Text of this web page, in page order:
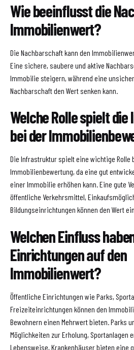
Wie beeinflusst die
Immobilienwert?
Die Nachbarschaft kann den
Eine sichere, saubere und aktive
Immobilie steigern, während eine
Nachbarschaft den Wert senken kann.
Welche Rolle spielt
bei der
Die Infrastruktur spielt eine wichtige Rolle
Immobilienbewertung, da eine gut
einer Immobilie erhöhen kann. Eine gute
öffentliche Verkehrsmittel,
Bildungseinrichtungen können den Wert
Welchen Einfluss
Einrichtungen auf den
Immobilienwert?
Öffentliche Einrichtungen wie Parks,
Freizeiteinrichtungen können den
Bewohnern einen Mehrwert bieten. Parks
Möglichkeiten zur Erholung, Sportanlagen
Lebensweise, Krankenhäuser bieten eine